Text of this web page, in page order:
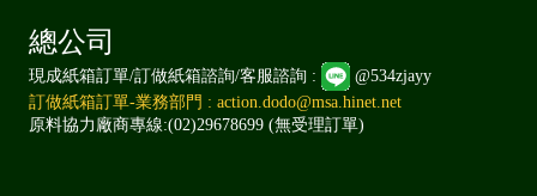
總公司
現成紙箱訂單/訂做紙箱諮詢/客服諮詢 :
@534zjayy
訂做紙箱訂單-業務部門 : action.dodo@msa.hinet.net
原料協力廠商專線:(02)29678699 (無受理訂單)